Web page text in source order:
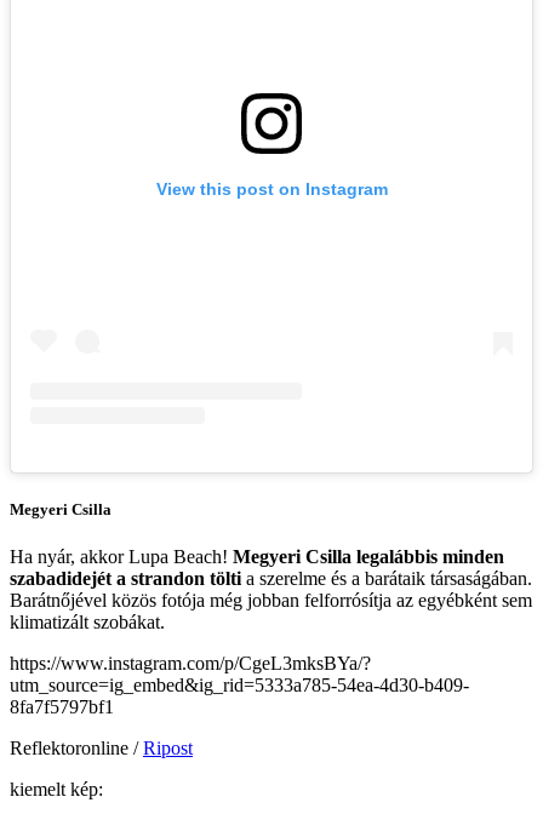
View this post on Instagram
Megyeri Csilla
Ha nyár, akkor Lupa Beach! Megyeri Csilla legalábbis minden
szabadidejét a strandon tölti a szerelme és a barátaik társaságában.
Barátnőjével közös fotója még jobban felforrósítja az egyébként sem
klimatizált szobákat.
https://www.instagram.com/p/CgeL3mksBYa/?
utm_source=ig_embed&ig_rid=5333a785-54ea-4d30-b409-
8fa7f5797bf1
Reflektoronline /Ripost
kiemelt kép: